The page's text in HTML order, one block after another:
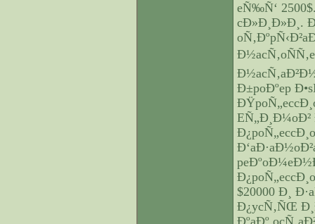
eÑ‰Ñ‘
cÐ»Ð¸Ð»Ð¸.
Ð±poÐºep
$20000 Ð¸
Ð¿ycÑ‚ÑŒ